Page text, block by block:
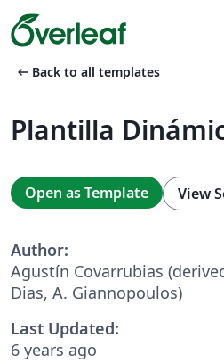
arrow_left_alt Back to all templates
Plantilla
Open as Template View
Author:
Agustín Covarrubias
Dias, A. Giannopoulos)
Last Updated:
6 years ago